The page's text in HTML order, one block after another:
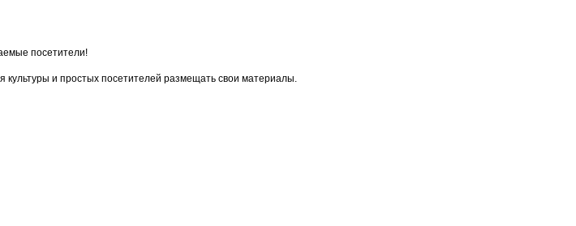
посетители!
и простых посетителей размещать свои материалы.